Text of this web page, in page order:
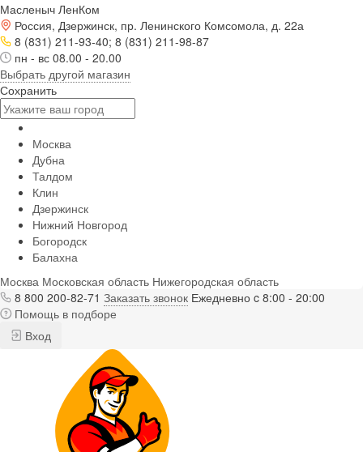
Масленыч ЛенКом
Россия, Дзержинск, пр. Ленинского Комсомола, д. 22а
8 (831) 211-93-40; 8 (831) 211-98-87
пн - вс 08.00 - 20.00
Выбрать другой магазин
Сохранить
Москва
Дубна
Талдом
Клин
Дзержинск
Нижний Новгород
Богородск
Балахна
Москва Московская область Нижегородская область
8 800 200-82-71 Заказать звонок Ежедневно c 8:00 - 20:00
Помощь в подборе
Вход